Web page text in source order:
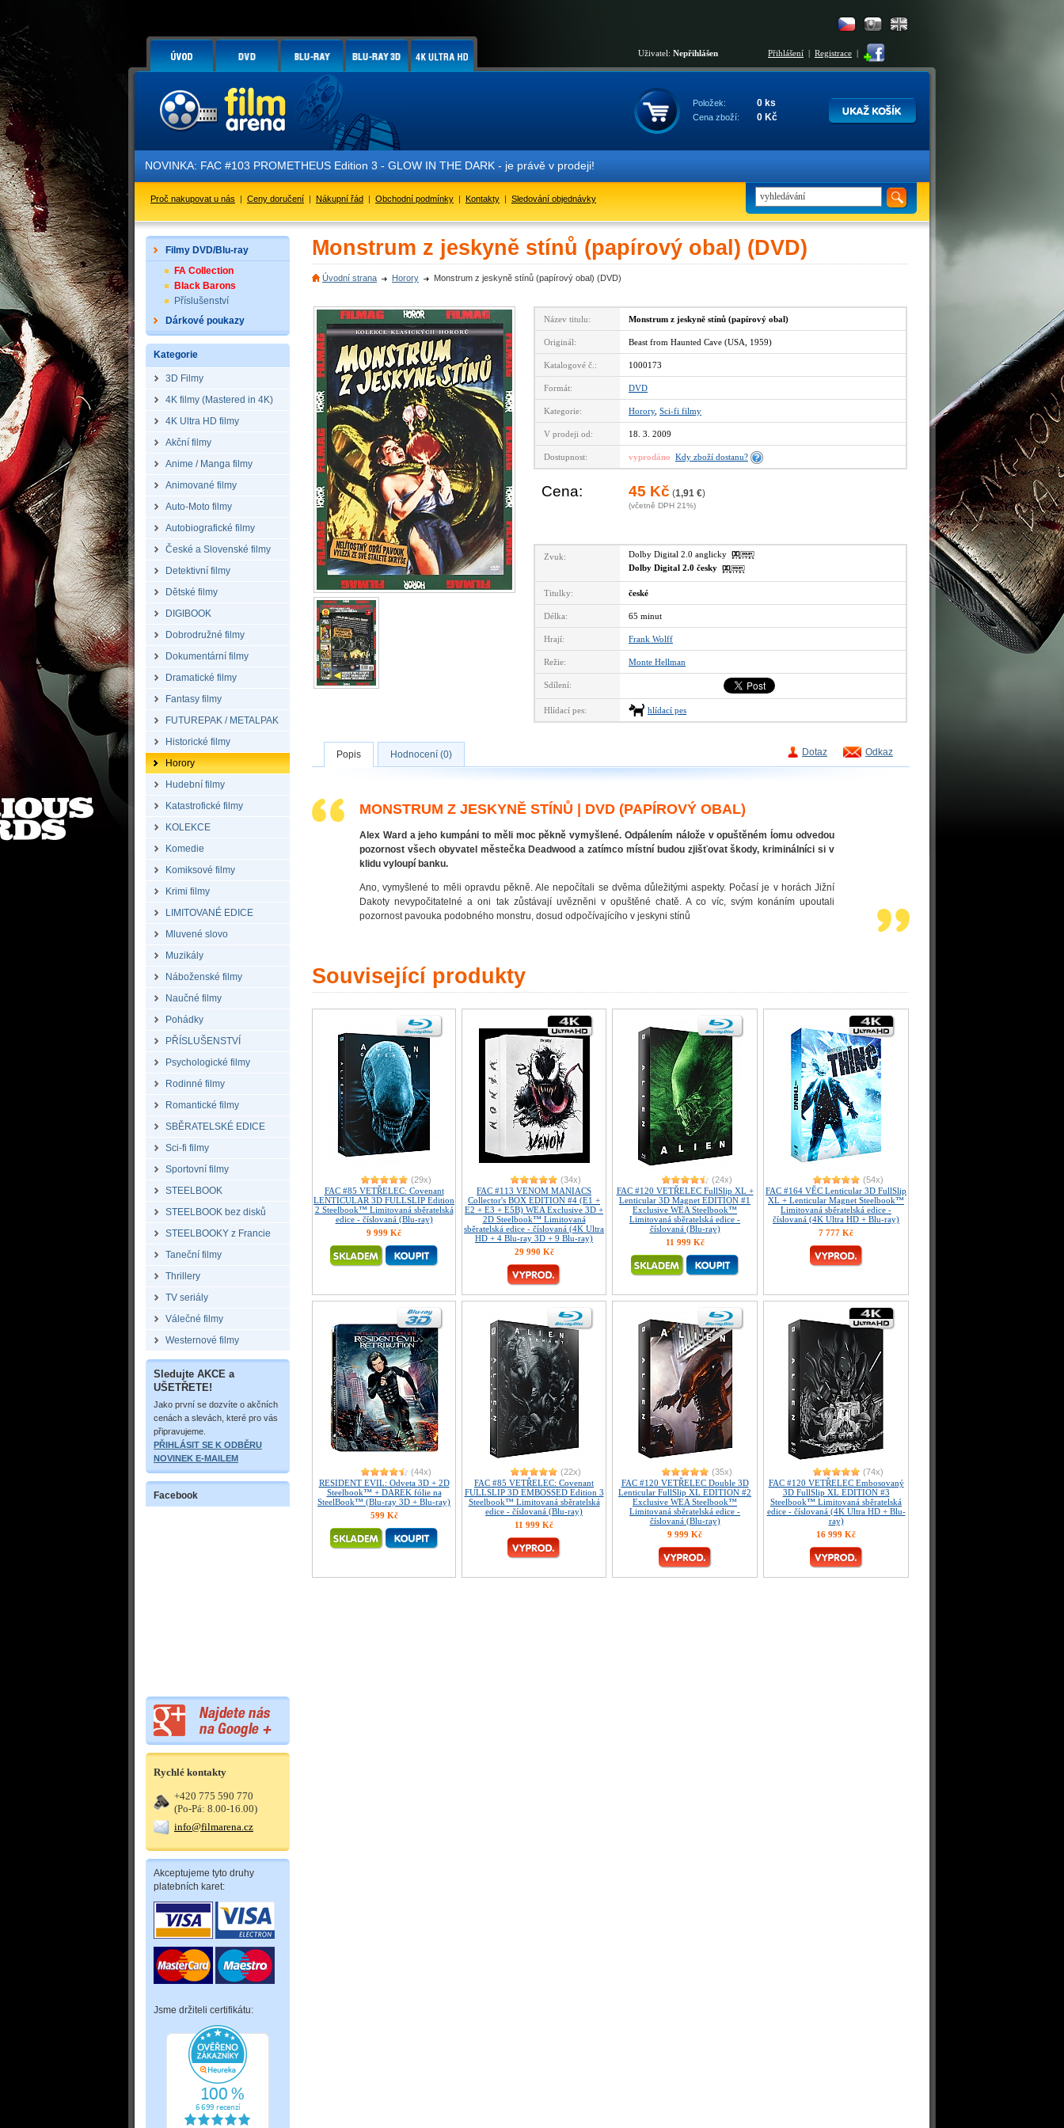
Uživatel: Nepřihlášen Přihlášení | Registrace |
Položek: 0 ks
Cena zboží: 0 Kč
NOVINKA: FAC #103 PROMETHEUS Edition 3 - GLOW IN THE DARK - je právě v prodeji!
Proč nakupovat u nás | Ceny doručení | Nákupní řád | Obchodní podmínky | Kontakty | Sledování objednávky
Filmy DVD/Blu-ray
FA Collection
Black Barons
Příslušenství
Dárkové poukazy
Kategorie
3D Filmy
4K filmy (Mastered in 4K)
4K Ultra HD filmy
Akční filmy
Anime / Manga filmy
Animované filmy
Auto-Moto filmy
Autobiografické filmy
České a Slovenské filmy
Detektivní filmy
Dětské filmy
DIGIBOOK
Dobrodružné filmy
Dokumentární filmy
Dramatické filmy
Fantasy filmy
FUTUREPAK / METALPAK
Historické filmy
Horory
Hudební filmy
Katastrofické filmy
KOLEKCE
Komedie
Komiksové filmy
Krimi filmy
LIMITOVANÉ EDICE
Mluvené slovo
Muzikály
Náboženské filmy
Naučné filmy
Pohádky
PŘÍSLUŠENSTVÍ
Psychologické filmy
Rodinné filmy
Romantické filmy
SBĚRATELSKÉ EDICE
Sci-fi filmy
Sportovní filmy
STEELBOOK
STEELBOOK bez disků
STEELBOOKY z Francie
Taneční filmy
Thrillery
TV seriály
Válečné filmy
Westernové filmy
Sledujte AKCE a
UŠETŘETE!
Jako první se dozvíte o akčních
cenách a slevách, které pro vás
připravujeme.
PŘIHLÁSIT SE K ODBĚRU
NOVINEK E-MAILEM
Facebook
Rychlé kontakty
+420 775 590 770
(Po-Pá: 8.00-16.00)
info@filmarena.cz
Akceptujeme tyto druhy
platebních karet:
Jsme držiteli certifikátu:
Monstrum z jeskyně stínů (papírový obal) (DVD)
Úvodní strana Horory Monstrum z jeskyně stínů (papírový obal) (DVD)
Název titulu: Monstrum z jeskyně stínů (papírový obal)
Originál: Beast from Haunted Cave (USA, 1959)
Katalogové č.: 1000173
Formát: DVD
Kategorie: Horory, Sci-fi filmy
V prodeji od: 18. 3. 2009
Dostupnost: vyprodáno Kdy zboží dostanu?
Cena: 45 Kč (1,91 €)
(včetně DPH 21%)
Zvuk:
Dolby Digital 2.0 anglicky
Dolby Digital 2.0 česky
Titulky: české
Délka: 65 minut
Hrají: Frank Wolff
Režie: Monte Hellman
Sdílení:
Hlídací pes: hlídací pes
Dotaz Odkaz
Popis Hodnocení (0)
MONSTRUM Z JESKYNĚ STÍNŮ | DVD (PAPÍROVÝ OBAL)
Alex Ward a jeho kumpáni to měli moc pěkně vymyšlené. Odpálením nálože v opuštěném ĺomu odvedou
pozornost všech obyvatel městečka Deadwood a zatímco místní budou zjišťovat škody, kriminálníci si v
klidu vyloupí banku.
Ano, vymyšlené to měli opravdu pěkně. Ale nepočítali se dvěma důležitými aspekty. Počasí je v horách Jižní
Dakoty nevypočitatelné a oni tak zůstávají uvězněni v opuštěné chatě. A co víc, svým konáním upoutali
pozornost pavouka podobného monstru, dosud odpočívajícího v jeskyni stínů
Související produkty
(29x)
FAC #85 VETŘELEC: Covenant
LENTICULAR 3D FULLSLIP Edition
2 Steelbook™ Limitovaná sběratelská
edice - číslovaná (Blu-ray)
9 999 Kč
(34x)
FAC #113 VENOM MANIACS
Collector's BOX EDITION #4 (E1 +
E2 + E3 + E5B) WEA Exclusive 3D +
2D Steelbook™ Limitovaná
sběratelská edice - číslovaná (4K Ultra
HD + 4 Blu-ray 3D + 9 Blu-ray)
29 990 Kč
(24x)
FAC #120 VETŘELEC FullSlip XL +
Lenticular 3D Magnet EDITION #1
Exclusive WEA Steelbook™
Limitovaná sběratelská edice -
číslovaná (Blu-ray)
11 999 Kč
(54x)
FAC #164 VĚC Lenticular 3D FullSlip
XL + Lenticular Magnet Steelbook™
Limitovaná sběratelská edice -
číslovaná (4K Ultra HD + Blu-ray)
7 777 Kč
(44x)
RESIDENT EVIL: Odveta 3D + 2D
Steelbook™ + DÁREK fólie na
SteelBook™ (Blu-ray 3D + Blu-ray)
599 Kč
(22x)
FAC #85 VETŘELEC: Covenant
FULLSLIP 3D EMBOSSED Edition 3
Steelbook™ Limitovaná sběratelská
edice - číslovaná (Blu-ray)
11 999 Kč
(35x)
FAC #120 VETŘELEC Double 3D
Lenticular FullSlip XL EDITION #2
Exclusive WEA Steelbook™
Limitovaná sběratelská edice -
číslovaná (Blu-ray)
9 999 Kč
(74x)
FAC #120 VETŘELEC Embosovaný
3D FullSlip XL EDITION #3
Steelbook™ Limitovaná sběratelská
edice - číslovaná (4K Ultra HD + Blu-
ray)
16 999 Kč